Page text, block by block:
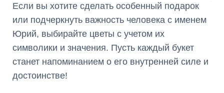
Если вы хотите сделать особенный подарок
или подчеркнуть важность человека с именем
Юрий, выбирайте цветы с учетом их
символики и значения. Пусть каждый букет
станет напоминанием о его внутренней силе и
достоинстве!